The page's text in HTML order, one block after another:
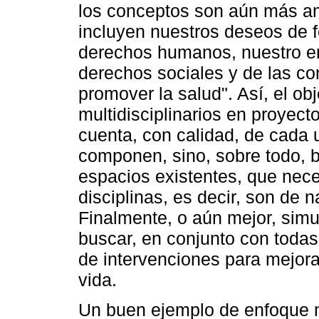
los conceptos son aún más
incluyen nuestros deseos de
derechos humanos, nuestro
derechos sociales y de las
promover la salud". Así, el
multidisciplinarios en
cuenta, con calidad, de cada
componen, sino, sobre todo,
espacios existentes, que
disciplinas, es decir, son de
Finalmente, o aún mejor,
buscar, en conjunto con
de intervenciones para
vida.
Un buen ejemplo de